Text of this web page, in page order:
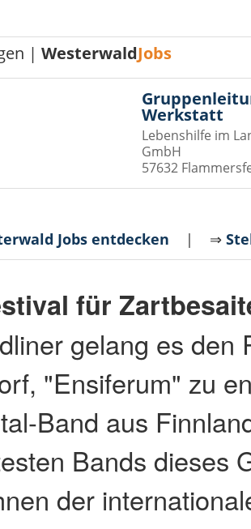
|WesterwaldJobs
Werkstatt
Lebenshilfe im
GmbH
57632
Jobs entdecken | ⇒
für
gelang es den
"Ensiferum" zu
Band aus
Bands dieses
der